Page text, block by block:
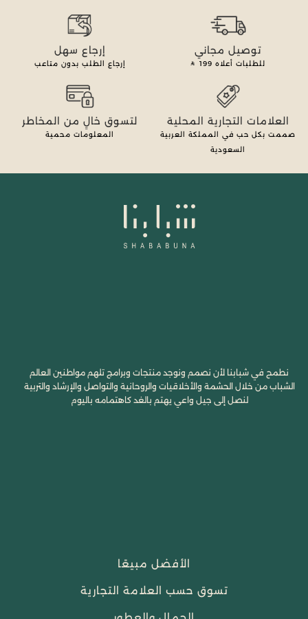
توصيل مجاني
للطلبات أعلاه 199
إرجاع سهل
إرجاع الطلب بدون متاعب
العلامات التجارية المحلية
صممت بكل حب في المملكة العربية
السعودية
لتسوق خالٍ من المخاطر
المعلومات محمية
نطمح في شبابنا لأن نصمم ونوجد منتجات وبرامج تلهم مواطنين العالم
الشباب من خلال الحشمة والأخلاقيات والروحانية والتواصل والإرشاد والتربية
لنصل إلى جيل واعي يهتم بالغد كاهتمامه باليوم
الأفضل مبيعًا
تسوق حسب العلامة التجارية